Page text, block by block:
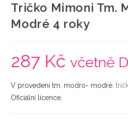
Tričko Mimoni Tm.
Modré 4 roky
287 Kč včetně
V provedení tm. modro- modré.
Oficiální licence.